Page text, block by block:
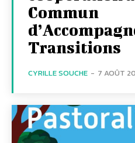
Commun
Transitions
CYRILLE SOUCHE - 7 AOÛT